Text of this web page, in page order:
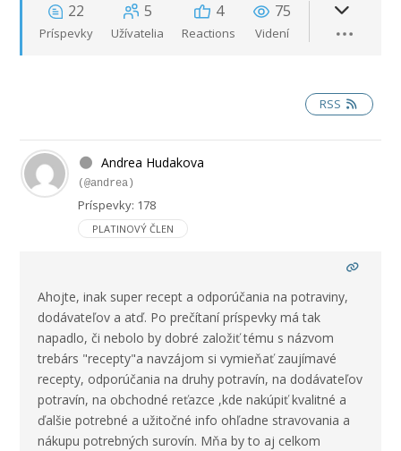
22
Príspevky
5
Užívatelia
4
Reactions
75
Videní
RSS
Andrea Hudakova
(@andrea)
Príspevky: 178
PLATINOVÝ ČLEN
Ahojte, inak super recept a odporúčania na potraviny,
dodávateľov a atď. Po prečítaní príspevky má tak
napadlo, či nebolo by dobré založiť tému s názvom
trebárs "recepty"a navzájom si vymieňať zaujímavé
recepty, odporúčania na druhy potravín, na dodávateľov
potravín, na obchodné reťazce ,kde nakúpiť kvalitné a
ďalšie potrebné a užitočné info ohľadne stravovania a
nákupu potrebných surovín. Mňa by to aj celkom